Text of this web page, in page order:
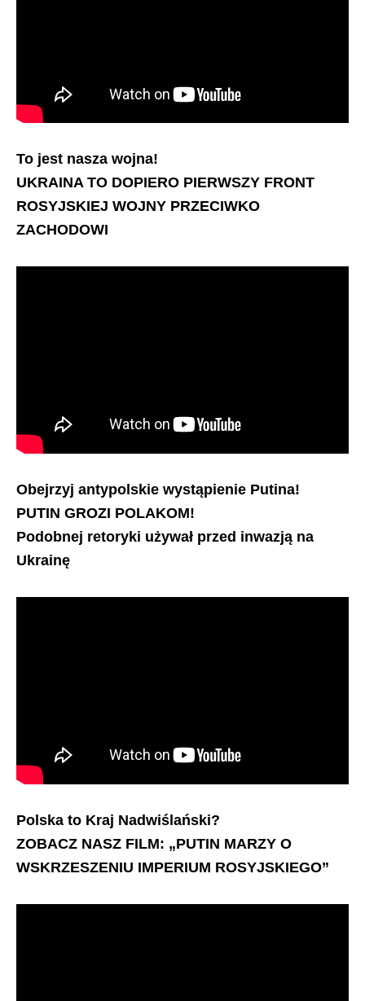
To jest nasza wojna!
UKRAINA TO DOPIERO PIERWSZY FRONT
ROSYJSKIEJ WOJNY PRZECIWKO
ZACHODOWI
Obejrzyj antypolskie wystąpienie Putina!
PUTIN GROZI POLAKOM!
Podobnej retoryki używał przed inwazją na
Ukrainę
Polska to Kraj Nadwiślański?
ZOBACZ NASZ FILM: „PUTIN MARZY O
WSKRZESZENIU IMPERIUM ROSYJSKIEGO”